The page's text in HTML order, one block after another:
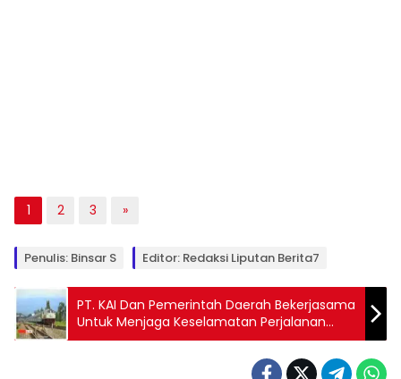
1 2 3 »
Penulis: Binsar S Editor: Redaksi Liputan Berita7
PT. KAI Dan Pemerintah Daerah Bekerjasama
Untuk Menjaga Keselamatan Perjalanan
Kereta Api Di Musim Hujan, Khususnya
Menjelang Periode Liburan Natal dan Tahun